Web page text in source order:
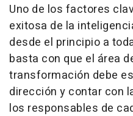
Uno de los factores
exitosa de la
desde el principio a
basta con que el área
transformación debe
dirección y contar con
los responsables de